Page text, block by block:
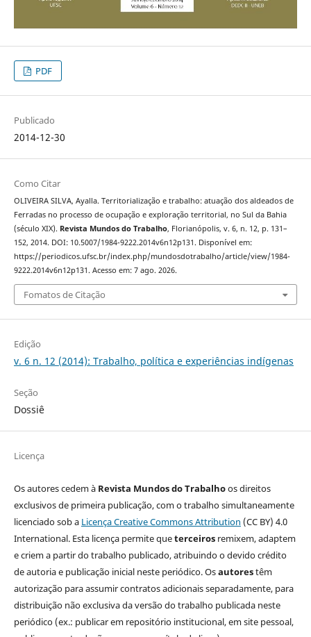
PDF
Publicado
2014-12-30
Como Citar
OLIVEIRA SILVA, Ayalla. Territorialização e trabalho: atuação dos aldeados de
Ferradas no processo de ocupação e exploração territorial, no Sul da Bahia
(século XIX). Revista Mundos do Trabalho, Florianópolis, v. 6, n. 12, p. 131–
152, 2014. DOI: 10.5007/1984-9222.2014v6n12p131. Disponível em:
https://periodicos.ufsc.br/index.php/mundosdotrabalho/article/view/1984-
9222.2014v6n12p131. Acesso em: 7 ago. 2026.
Fomatos de Citação
Edição
v. 6 n. 12 (2014): Trabalho, política e experiências indígenas
Seção
Dossiê
Licença
Os autores cedem à Revista Mundos do Trabalhoos direitos
exclusivos de primeira publicação, com o trabalho simultaneamente
licenciado sob a Licença Creative Commons Attribution (CC BY) 4.0
International. Esta licença permite queterceirosremixem, adaptem
e criem a partir do trabalho publicado, atribuindo o devido crédito
de autoria e publicação inicial neste periódico. Osautorestêm
autorização para assumir contratos adicionais separadamente, para
distribuição não exclusiva da versão do trabalho publicada neste
periódico (ex.: publicar em repositório institucional, em site pessoal,